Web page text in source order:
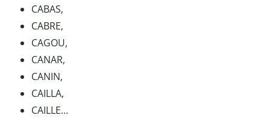
CABAS,
CABRE,
CAGOU,
CANAR,
CANIN,
CAILLA,
CAILLE…